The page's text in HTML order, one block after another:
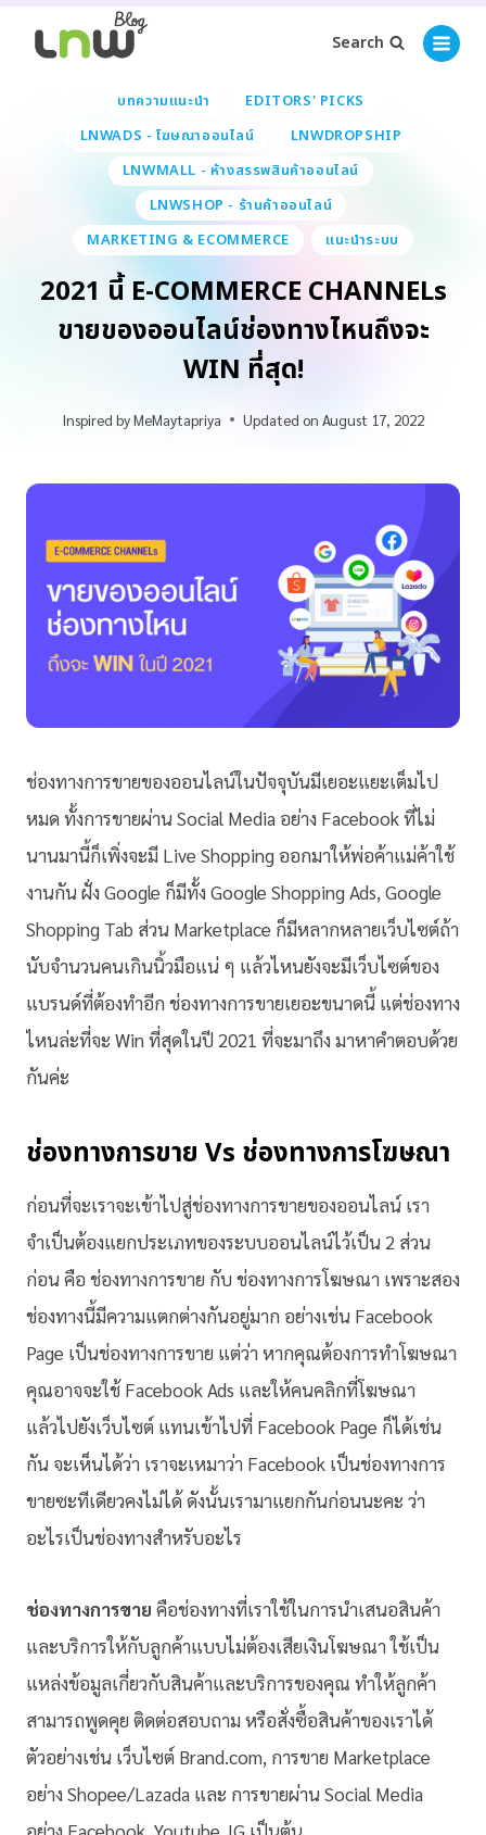
Search
บทความแนะนำ
EDITORS' PICKS
LNWADS - โฆษณาออนไลน์
LNWDROPSHIP
LNWMALL - ห้างสรรพสินค้าออนไลน์
LNWSHOP - ร้านค้าออนไลน์
MARKETING & ECOMMERCE
แนะนำระบบ
2021 นี้ E-COMMERCE CHANNELs
ขายของออนไลน์ช่องทางไหนถึงจะ
WIN ที่สุด!
Inspired byMeMaytapriya Updated on August 17, 2022
ช่องทางการขายของออนไลน์ในปัจจุบันมีเยอะแยะเต็มไป
หมด ทั้งการขายผ่าน Social Media อย่าง Facebook ที่ไม่
นานมานี้ก็เพิ่งจะมี Live Shopping ออกมาให้พ่อค้าแม่ค้าใช้
งานกัน ฝั่ง Google ก็มีทั้ง Google Shopping Ads, Google
Shopping Tab ส่วน Marketplace ก็มีหลากหลายเว็บไซต์ถ้า
นับจำนวนคนเกินนิ้วมือแน่ ๆ แล้วไหนยังจะมีเว็บไซต์ของ
แบรนด์ที่ต้องทำอีก ช่องทางการขายเยอะขนาดนี้ แต่ช่องทาง
ไหนล่ะที่จะ Win ที่สุดในปี 2021 ที่จะมาถึง มาหาคำตอบด้วย
กันค่ะ
ช่องทางการขาย Vs ช่องทางการโฆษณา
ก่อนที่จะเราจะเข้าไปสู่ช่องทางการขายของออนไลน์ เรา
จำเป็นต้องแยกประเภทของระบบออนไลน์ไว้เป็น 2 ส่วน
ก่อน คือ ช่องทางการขาย กับ ช่องทางการโฆษณา เพราะสอง
ช่องทางนี้มีความแตกต่างกันอยู่มาก อย่างเช่น Facebook
Page เป็นช่องทางการขาย แต่ว่า หากคุณต้องการทำโฆษณา
คุณอาจจะใช้ Facebook Ads และให้คนคลิกที่โฆษณา
แล้วไปยังเว็บไซต์ แทนเข้าไปที่ Facebook Page ก็ได้เช่น
กัน จะเห็นได้ว่า เราจะเหมาว่า Facebook เป็นช่องทางการ
ขายซะทีเดียวคงไม่ได้ ดังนั้นเรามาแยกกันก่อนนะคะ ว่า
อะไรเป็นช่องทางสำหรับอะไร
ช่องทางการขาย คือช่องทางที่เราใช้ในการนำเสนอสินค้า
และบริการให้กับลูกค้าแบบไม่ต้องเสียเงินโฆษณา ใช้เป็น
แหล่งข้อมูลเกี่ยวกับสินค้าและบริการของคุณ ทำให้ลูกค้า
สามารถพูดคุย ติดต่อสอบถาม หรือสั่งซื้อสินค้าของเราได้
ตัวอย่างเช่น เว็บไซต์ Brand.com, การขาย Marketplace
อย่าง Shopee/Lazada และ การขายผ่าน Social Media